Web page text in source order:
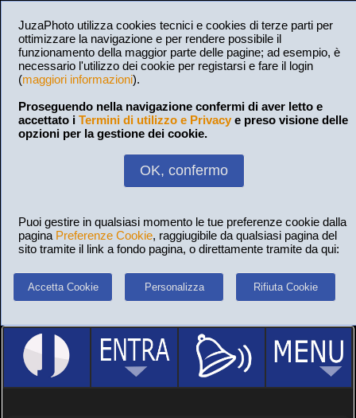
JuzaPhoto utilizza cookies tecnici e cookies di terze parti per
ottimizzare la navigazione e per rendere possibile il
funzionamento della maggior parte delle pagine; ad esempio, è
necessario l'utilizzo dei cookie per registarsi e fare il login
(maggiori informazioni).
Proseguendo nella navigazione confermi di aver letto e
accettato i Termini di utilizzo e Privacy e preso visione delle
opzioni per la gestione dei cookie.
OK, confermo
Puoi gestire in qualsiasi momento le tue preferenze cookie dalla
pagina Preferenze Cookie, raggiugibile da qualsiasi pagina del
sito tramite il link a fondo pagina, o direttamente tramite da qui:
Accetta Cookie Personalizza Rifiuta Cookie